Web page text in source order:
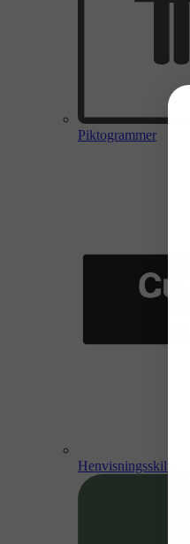
Piktogrammer
Henvisningsskilte